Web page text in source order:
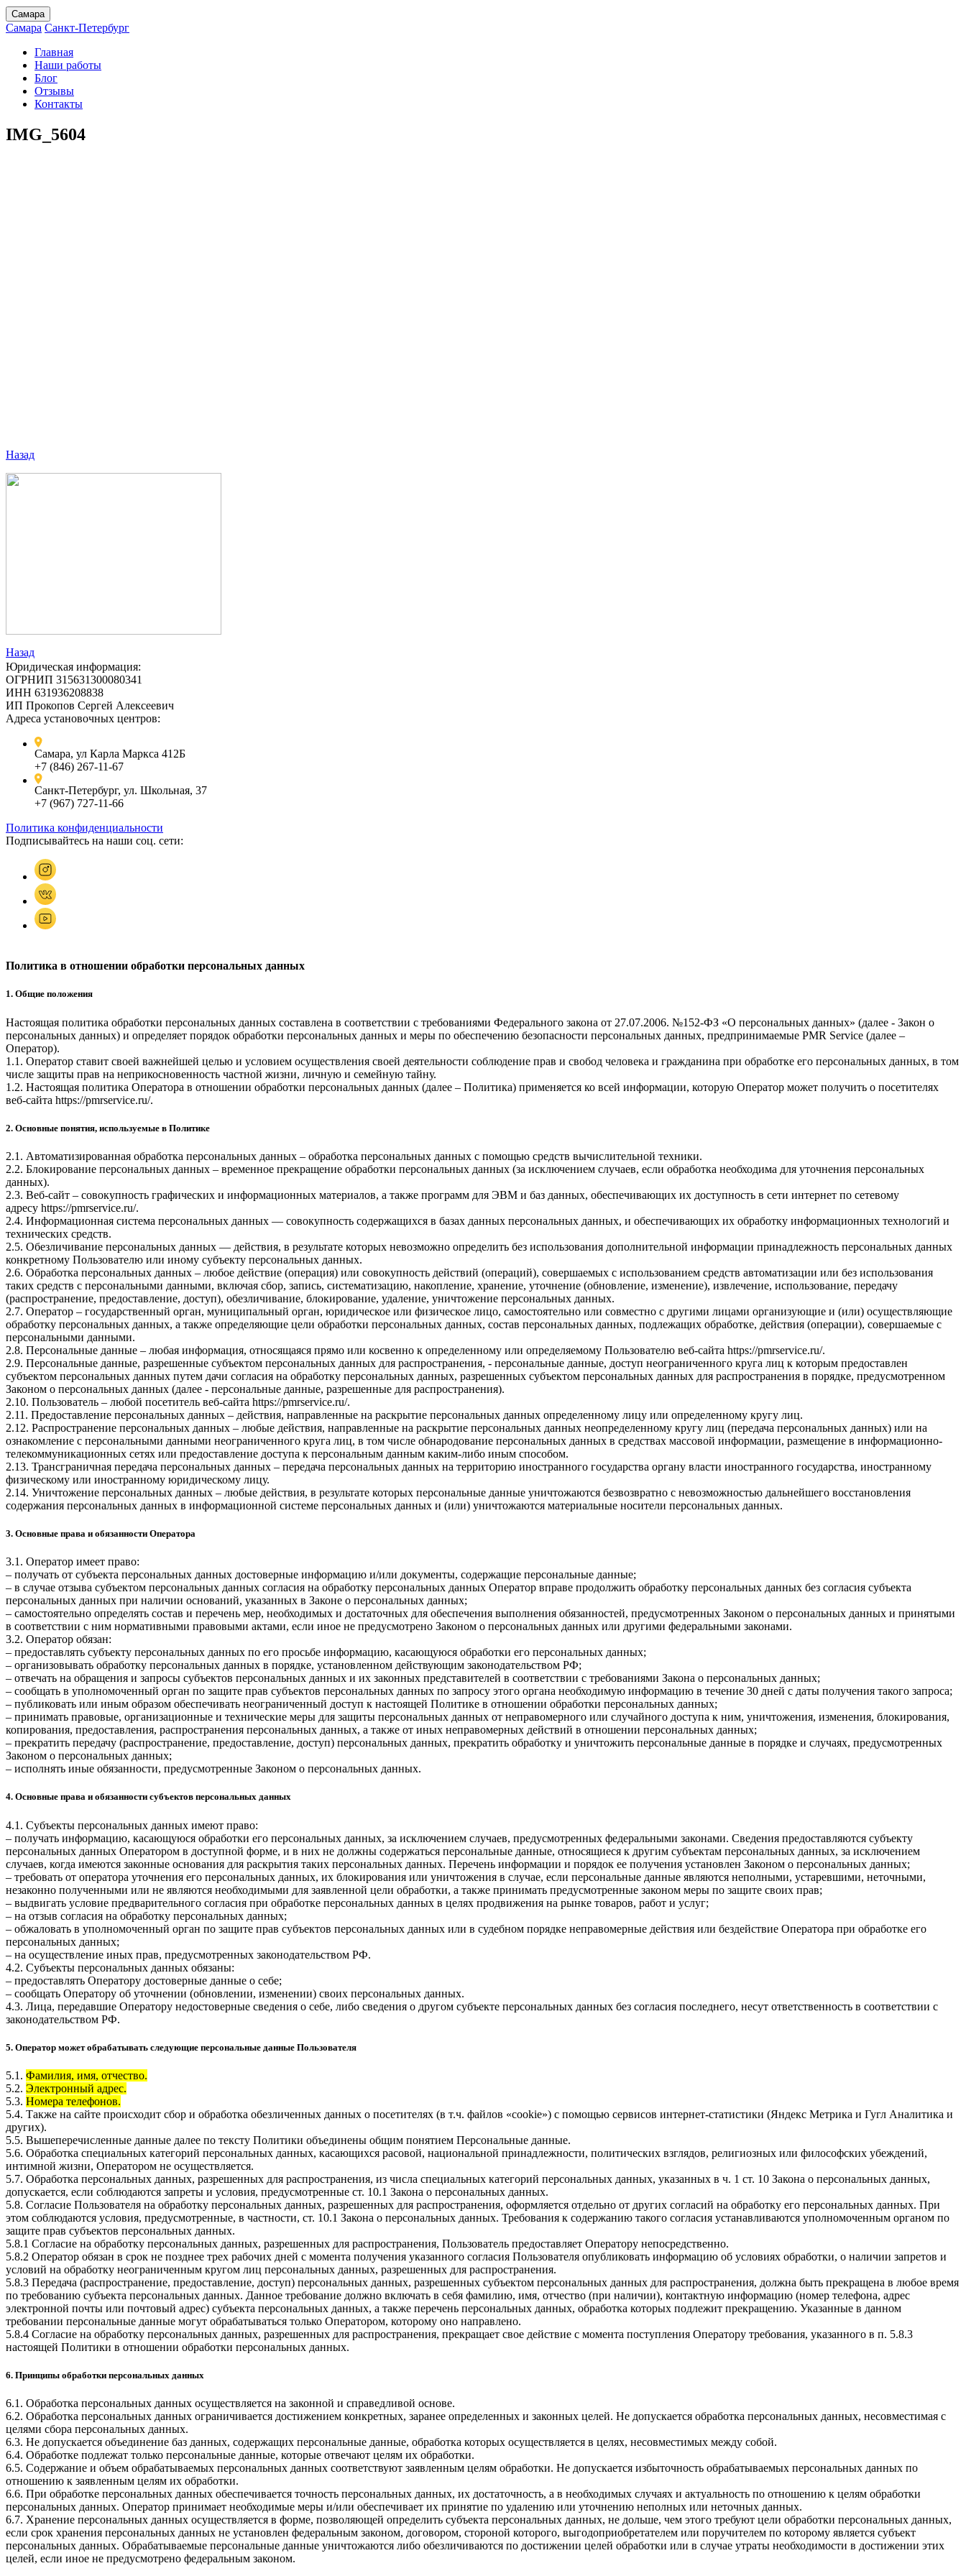
Самара
Самара Санкт-Петербург
Главная
Наши работы
Блог
Отзывы
Контакты
IMG_5604
Назад
Назад
Юридическая информация:
ОГРНИП 315631300080341
ИНН 631936208838
ИП Прокопов Сергей Алексеевич
Адреса установочных центров:
Самара, ул Карла Маркса 412Б
+7 (846) 267-11-67
Санкт-Петербург, ул. Школьная, 37
+7 (967) 727-11-66
Политика конфиденциальности
Подписывайтесь на наши соц. сети:
Политика в отношении обработки персональных данных
1. Общие положения
Настоящая политика обработки персональных данных составлена в соответствии с требованиями Федерального закона от 27.07.2006. №152-ФЗ «О персональных данных» (далее - Закон о
персональных данных) и определяет порядок обработки персональных данных и меры по обеспечению безопасности персональных данных, предпринимаемые PMR Service (далее –
Оператор).
1.1. Оператор ставит своей важнейшей целью и условием осуществления своей деятельности соблюдение прав и свобод человека и гражданина при обработке его персональных данных, в том
числе защиты прав на неприкосновенность частной жизни, личную и семейную тайну.
1.2. Настоящая политика Оператора в отношении обработки персональных данных (далее – Политика) применяется ко всей информации, которую Оператор может получить о посетителях
веб-сайта https://pmrservice.ru/.
2. Основные понятия, используемые в Политике
2.1. Автоматизированная обработка персональных данных – обработка персональных данных с помощью средств вычислительной техники.
2.2. Блокирование персональных данных – временное прекращение обработки персональных данных (за исключением случаев, если обработка необходима для уточнения персональных
данных).
2.3. Веб-сайт – совокупность графических и информационных материалов, а также программ для ЭВМ и баз данных, обеспечивающих их доступность в сети интернет по сетевому
адресу https://pmrservice.ru/.
2.4. Информационная система персональных данных — совокупность содержащихся в базах данных персональных данных, и обеспечивающих их обработку информационных технологий и
технических средств.
2.5. Обезличивание персональных данных — действия, в результате которых невозможно определить без использования дополнительной информации принадлежность персональных данных
конкретному Пользователю или иному субъекту персональных данных.
2.6. Обработка персональных данных – любое действие (операция) или совокупность действий (операций), совершаемых с использованием средств автоматизации или без использования
таких средств с персональными данными, включая сбор, запись, систематизацию, накопление, хранение, уточнение (обновление, изменение), извлечение, использование, передачу
(распространение, предоставление, доступ), обезличивание, блокирование, удаление, уничтожение персональных данных.
2.7. Оператор – государственный орган, муниципальный орган, юридическое или физическое лицо, самостоятельно или совместно с другими лицами организующие и (или) осуществляющие
обработку персональных данных, а также определяющие цели обработки персональных данных, состав персональных данных, подлежащих обработке, действия (операции), совершаемые с
персональными данными.
2.8. Персональные данные – любая информация, относящаяся прямо или косвенно к определенному или определяемому Пользователю веб-сайта https://pmrservice.ru/.
2.9. Персональные данные, разрешенные субъектом персональных данных для распространения, - персональные данные, доступ неограниченного круга лиц к которым предоставлен
субъектом персональных данных путем дачи согласия на обработку персональных данных, разрешенных субъектом персональных данных для распространения в порядке, предусмотренном
Законом о персональных данных (далее - персональные данные, разрешенные для распространения).
2.10. Пользователь – любой посетитель веб-сайта https://pmrservice.ru/.
2.11. Предоставление персональных данных – действия, направленные на раскрытие персональных данных определенному лицу или определенному кругу лиц.
2.12. Распространение персональных данных – любые действия, направленные на раскрытие персональных данных неопределенному кругу лиц (передача персональных данных) или на
ознакомление с персональными данными неограниченного круга лиц, в том числе обнародование персональных данных в средствах массовой информации, размещение в информационно-
телекоммуникационных сетях или предоставление доступа к персональным данным каким-либо иным способом.
2.13. Трансграничная передача персональных данных – передача персональных данных на территорию иностранного государства органу власти иностранного государства, иностранному
физическому или иностранному юридическому лицу.
2.14. Уничтожение персональных данных – любые действия, в результате которых персональные данные уничтожаются безвозвратно с невозможностью дальнейшего восстановления
содержания персональных данных в информационной системе персональных данных и (или) уничтожаются материальные носители персональных данных.
3. Основные права и обязанности Оператора
3.1. Оператор имеет право:
– получать от субъекта персональных данных достоверные информацию и/или документы, содержащие персональные данные;
– в случае отзыва субъектом персональных данных согласия на обработку персональных данных Оператор вправе продолжить обработку персональных данных без согласия субъекта
персональных данных при наличии оснований, указанных в Законе о персональных данных;
– самостоятельно определять состав и перечень мер, необходимых и достаточных для обеспечения выполнения обязанностей, предусмотренных Законом о персональных данных и принятыми
в соответствии с ним нормативными правовыми актами, если иное не предусмотрено Законом о персональных данных или другими федеральными законами.
3.2. Оператор обязан:
– предоставлять субъекту персональных данных по его просьбе информацию, касающуюся обработки его персональных данных;
– организовывать обработку персональных данных в порядке, установленном действующим законодательством РФ;
– отвечать на обращения и запросы субъектов персональных данных и их законных представителей в соответствии с требованиями Закона о персональных данных;
– сообщать в уполномоченный орган по защите прав субъектов персональных данных по запросу этого органа необходимую информацию в течение 30 дней с даты получения такого запроса;
– публиковать или иным образом обеспечивать неограниченный доступ к настоящей Политике в отношении обработки персональных данных;
– принимать правовые, организационные и технические меры для защиты персональных данных от неправомерного или случайного доступа к ним, уничтожения, изменения, блокирования,
копирования, предоставления, распространения персональных данных, а также от иных неправомерных действий в отношении персональных данных;
– прекратить передачу (распространение, предоставление, доступ) персональных данных, прекратить обработку и уничтожить персональные данные в порядке и случаях, предусмотренных
Законом о персональных данных;
– исполнять иные обязанности, предусмотренные Законом о персональных данных.
4. Основные права и обязанности субъектов персональных данных
4.1. Субъекты персональных данных имеют право:
– получать информацию, касающуюся обработки его персональных данных, за исключением случаев, предусмотренных федеральными законами. Сведения предоставляются субъекту
персональных данных Оператором в доступной форме, и в них не должны содержаться персональные данные, относящиеся к другим субъектам персональных данных, за исключением
случаев, когда имеются законные основания для раскрытия таких персональных данных. Перечень информации и порядок ее получения установлен Законом о персональных данных;
– требовать от оператора уточнения его персональных данных, их блокирования или уничтожения в случае, если персональные данные являются неполными, устаревшими, неточными,
незаконно полученными или не являются необходимыми для заявленной цели обработки, а также принимать предусмотренные законом меры по защите своих прав;
– выдвигать условие предварительного согласия при обработке персональных данных в целях продвижения на рынке товаров, работ и услуг;
– на отзыв согласия на обработку персональных данных;
– обжаловать в уполномоченный орган по защите прав субъектов персональных данных или в судебном порядке неправомерные действия или бездействие Оператора при обработке его
персональных данных;
– на осуществление иных прав, предусмотренных законодательством РФ.
4.2. Субъекты персональных данных обязаны:
– предоставлять Оператору достоверные данные о себе;
– сообщать Оператору об уточнении (обновлении, изменении) своих персональных данных.
4.3. Лица, передавшие Оператору недостоверные сведения о себе, либо сведения о другом субъекте персональных данных без согласия последнего, несут ответственность в соответствии с
законодательством РФ.
5. Оператор может обрабатывать следующие персональные данные Пользователя
5.1. Фамилия, имя, отчество.
5.2. Электронный адрес.
5.3. Номера телефонов.
5.4. Также на сайте происходит сбор и обработка обезличенных данных о посетителях (в т.ч. файлов «cookie») с помощью сервисов интернет-статистики (Яндекс Метрика и Гугл Аналитика и
других).
5.5. Вышеперечисленные данные далее по тексту Политики объединены общим понятием Персональные данные.
5.6. Обработка специальных категорий персональных данных, касающихся расовой, национальной принадлежности, политических взглядов, религиозных или философских убеждений,
интимной жизни, Оператором не осуществляется.
5.7. Обработка персональных данных, разрешенных для распространения, из числа специальных категорий персональных данных, указанных в ч. 1 ст. 10 Закона о персональных данных,
допускается, если соблюдаются запреты и условия, предусмотренные ст. 10.1 Закона о персональных данных.
5.8. Согласие Пользователя на обработку персональных данных, разрешенных для распространения, оформляется отдельно от других согласий на обработку его персональных данных. При
этом соблюдаются условия, предусмотренные, в частности, ст. 10.1 Закона о персональных данных. Требования к содержанию такого согласия устанавливаются уполномоченным органом по
защите прав субъектов персональных данных.
5.8.1 Согласие на обработку персональных данных, разрешенных для распространения, Пользователь предоставляет Оператору непосредственно.
5.8.2 Оператор обязан в срок не позднее трех рабочих дней с момента получения указанного согласия Пользователя опубликовать информацию об условиях обработки, о наличии запретов и
условий на обработку неограниченным кругом лиц персональных данных, разрешенных для распространения.
5.8.3 Передача (распространение, предоставление, доступ) персональных данных, разрешенных субъектом персональных данных для распространения, должна быть прекращена в любое время
по требованию субъекта персональных данных. Данное требование должно включать в себя фамилию, имя, отчество (при наличии), контактную информацию (номер телефона, адрес
электронной почты или почтовый адрес) субъекта персональных данных, а также перечень персональных данных, обработка которых подлежит прекращению. Указанные в данном
требовании персональные данные могут обрабатываться только Оператором, которому оно направлено.
5.8.4 Согласие на обработку персональных данных, разрешенных для распространения, прекращает свое действие с момента поступления Оператору требования, указанного в п. 5.8.3
настоящей Политики в отношении обработки персональных данных.
6. Принципы обработки персональных данных
6.1. Обработка персональных данных осуществляется на законной и справедливой основе.
6.2. Обработка персональных данных ограничивается достижением конкретных, заранее определенных и законных целей. Не допускается обработка персональных данных, несовместимая с
целями сбора персональных данных.
6.3. Не допускается объединение баз данных, содержащих персональные данные, обработка которых осуществляется в целях, несовместимых между собой.
6.4. Обработке подлежат только персональные данные, которые отвечают целям их обработки.
6.5. Содержание и объем обрабатываемых персональных данных соответствуют заявленным целям обработки. Не допускается избыточность обрабатываемых персональных данных по
отношению к заявленным целям их обработки.
6.6. При обработке персональных данных обеспечивается точность персональных данных, их достаточность, а в необходимых случаях и актуальность по отношению к целям обработки
персональных данных. Оператор принимает необходимые меры и/или обеспечивает их принятие по удалению или уточнению неполных или неточных данных.
6.7. Хранение персональных данных осуществляется в форме, позволяющей определить субъекта персональных данных, не дольше, чем этого требуют цели обработки персональных данных,
если срок хранения персональных данных не установлен федеральным законом, договором, стороной которого, выгодоприобретателем или поручителем по которому является субъект
персональных данных. Обрабатываемые персональные данные уничтожаются либо обезличиваются по достижении целей обработки или в случае утраты необходимости в достижении этих
целей, если иное не предусмотрено федеральным законом.